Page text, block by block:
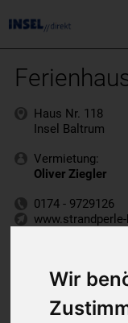
Wir
Haus Nr. 118
Insel Baltrum
Vermietung:
Oliver Ziegler
0174 - 9729126